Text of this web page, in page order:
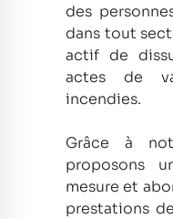
des
dans tout
actif de
actes de
incendies.
Grâce à
proposons
mesure et
prestations